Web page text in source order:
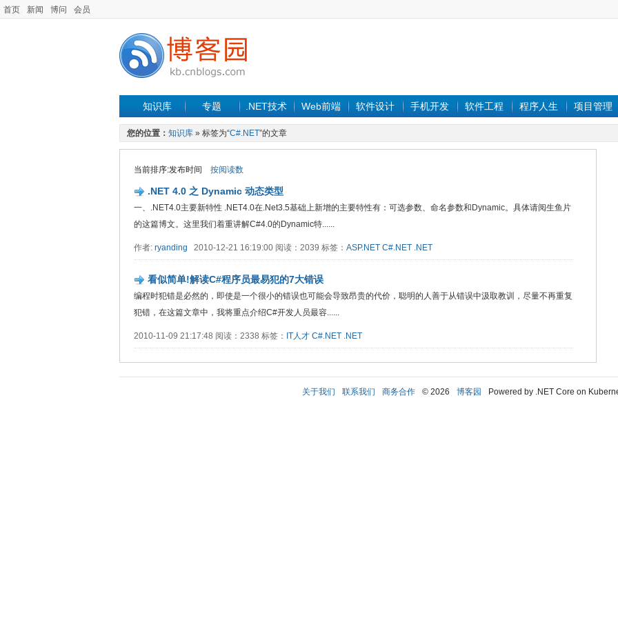
首页 新闻 博问 会员
知识库 专题 .NET技术 Web前端 软件设计 手机开发 软件工程 程序人生 项目管理
您的位置： 知识库 » 标签为“C#.NET”的文章
当前排序:发布时间 按阅读数
.NET 4.0 之 Dynamic 动态类型
一、.NET4.0主要新特性 .NET4.0在.Net3.5基础上新增的主要特性有：可选参数、命名参数和Dynamic。具体请阅生鱼片
的这篇博文。这里我们着重讲解C#4.0的Dynamic特......
作者: ryanding 2010-12-21 16:19:00 阅读：2039 标签： ASP.NET C#.NET .NET
看似简单!解读C#程序员最易犯的7大错误
编程时犯错是必然的，即使是一个很小的错误也可能会导致昂贵的代价，聪明的人善于从错误中汲取教训，尽量不再重复
犯错，在这篇文章中，我将重点介绍C#开发人员最容......
2010-11-09 21:17:48 阅读：2338 标签： IT人才 C#.NET .NET
关于我们 联系我们 商务合作 © 2026 博客园 Powered by .NET Core on